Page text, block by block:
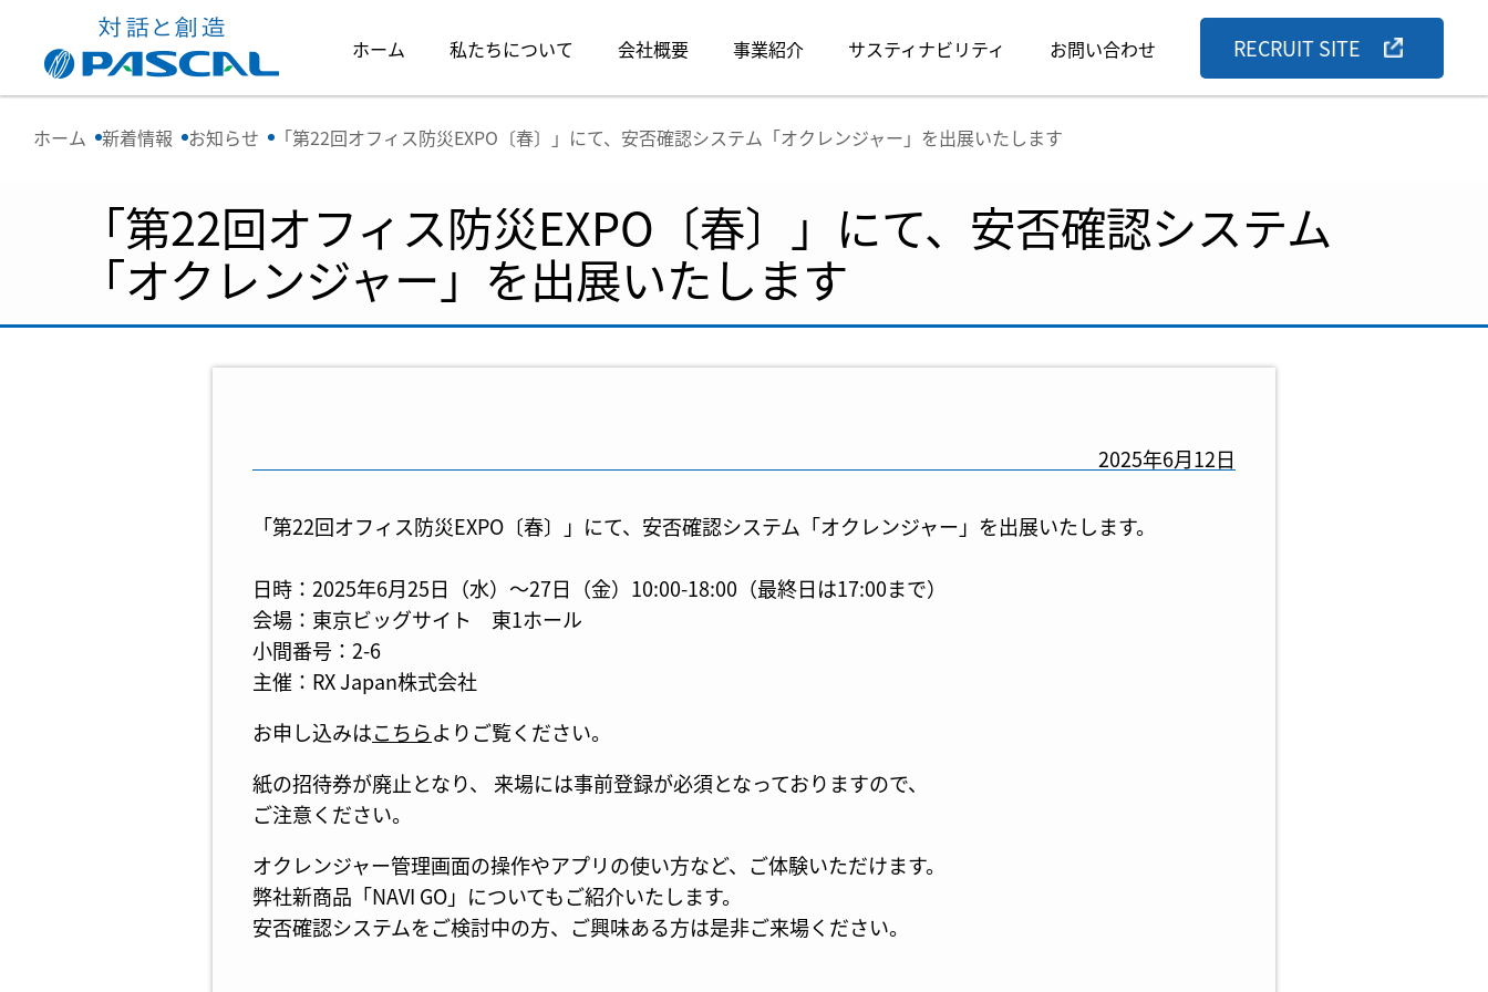
ホーム 私たちについて 会社概要 事業紹介 サスティナビリティ お問い合わせ RECRUIT SITE
ホーム 新着情報 お知らせ 「第22回オフィス防災EXPO〔春〕」にて、安否確認システム「オクレンジャー」を出展いたします
「第22回オフィス防災EXPO〔春〕」にて、安否確認システム
「オクレンジャー」を出展いたします
2025年6月12日
「第22回オフィス防災EXPO〔春〕」にて、安否確認システム「オクレンジャー」を出展いたします。
日時：2025年6月25日（水）～27日（金）10:00-18:00（最終日は17:00まで）
会場：東京ビッグサイト 東1ホール
小間番号：2-6
主催：RX Japan株式会社
お申し込みはこちらよりご覧ください。
紙の招待券が廃止となり、 来場には事前登録が必須となっておりますので、
ご注意ください。
オクレンジャー管理画面の操作やアプリの使い方など、ご体験いただけます。
弊社新商品「NAVI GO」についてもご紹介いたします。
安否確認システムをご検討中の方、ご興味ある方は是非ご来場ください。